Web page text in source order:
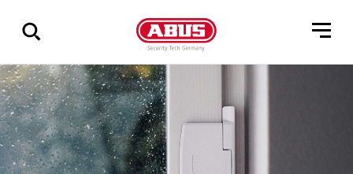
Zeige
alle
Ergebnisse